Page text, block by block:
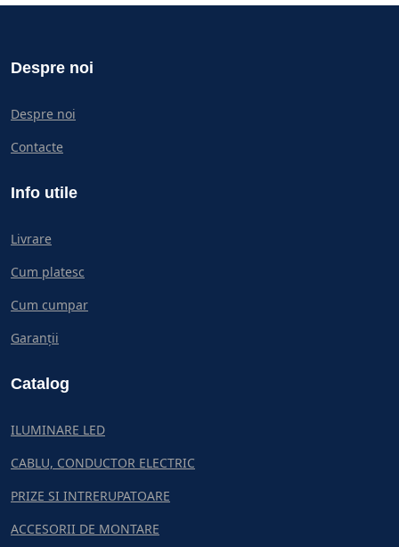
Despre noi
Despre noi
Contacte
Info utile
Livrare
Cum platesc
Cum cumpar
Garanții
Catalog
ILUMINARE LED
CABLU, CONDUCTOR ELECTRIC
PRIZE SI INTRERUPATOARE
ACCESORII DE MONTARE